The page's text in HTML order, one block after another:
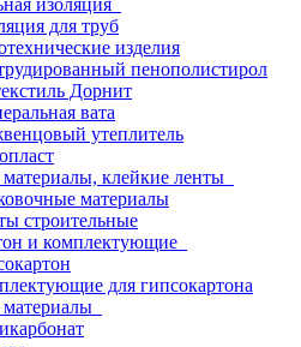
изоляция
для труб
изделия
пенополистирол
Дорнит
вата
утеплитель
клейкие ленты
материалы
строительные
и комплектующие
для гипсокартона